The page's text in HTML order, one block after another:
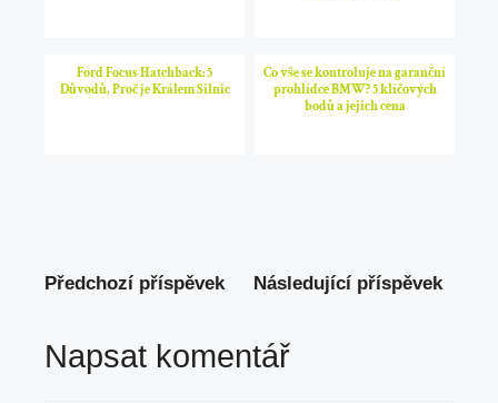
Ford Focus Hatchback: 5
Důvodů, Proč je Králem Silnic
Co vše se kontroluje na garanční
prohlídce BMW? 5 klíčových
bodů a jejich cena
Předchozí příspěvek Následující příspěvek
Napsat komentář